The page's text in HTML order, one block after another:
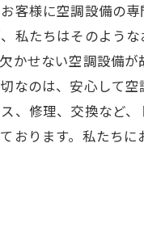
客様に空調設備の
私たちはそのよう
かせない空調設備
なのは、安心して
、修理、交換など
おります。私たち